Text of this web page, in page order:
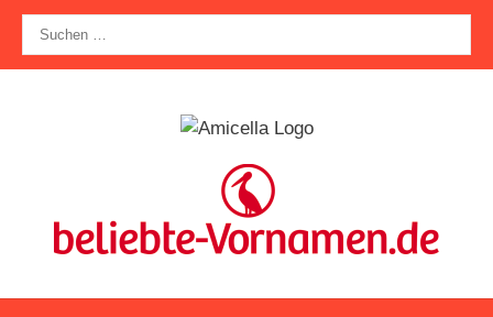
Zum
Inhalt
springen
nach: